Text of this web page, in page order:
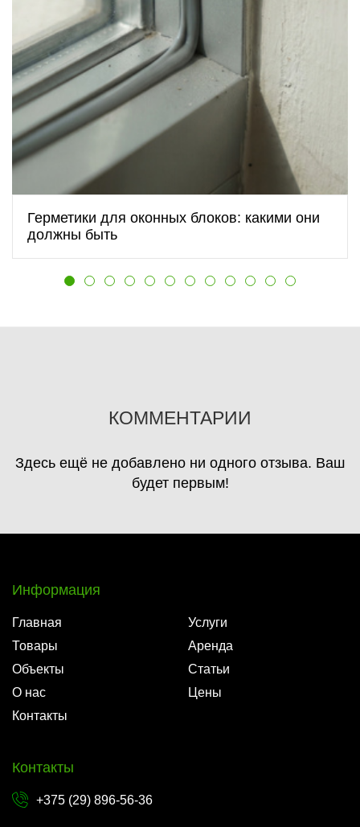
Герметики для оконных блоков: какими они
должны быть
КОММЕНТАРИИ
Здесь ещё не добавлено ни одного отзыва. Ваш
будет первым!
Информация
Главная
Услуги
Товары
Аренда
Объекты
Статьи
О нас
Цены
Контакты
Контакты
+375 (29) 896-56-36